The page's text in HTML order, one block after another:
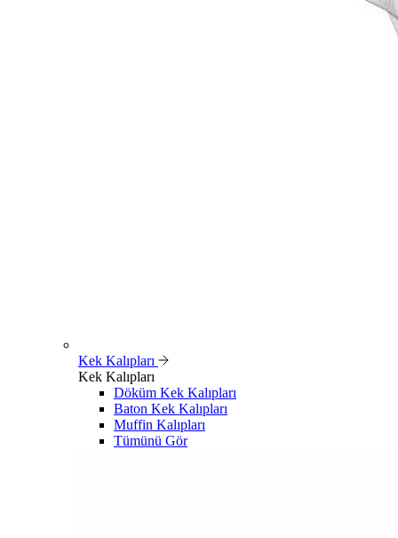
Kek Kalıpları
Kek Kalıpları
Döküm Kek Kalıpları
Baton Kek Kalıpları
Muffin Kalıpları
Tümünü Gör